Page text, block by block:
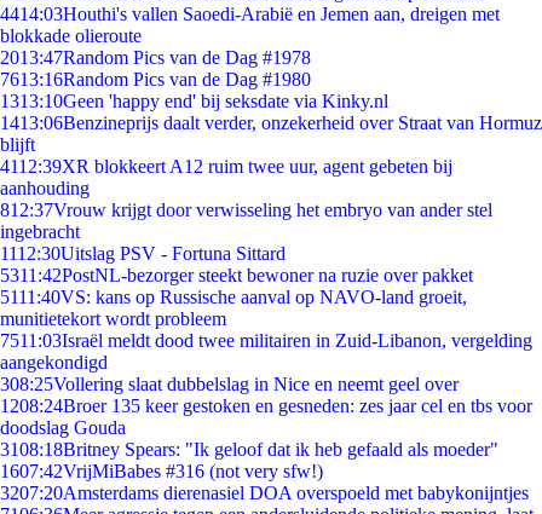
4414:03Houthi's vallen Saoedi-Arabië en Jemen aan, dreigen met
blokkade olieroute
2013:47Random Pics van de Dag #1978
7613:16Random Pics van de Dag #1980
1313:10Geen 'happy end' bij seksdate via Kinky.nl
1413:06Benzineprijs daalt verder, onzekerheid over Straat van Hormuz
blijft
4112:39XR blokkeert A12 ruim twee uur, agent gebeten bij
aanhouding
812:37Vrouw krijgt door verwisseling het embryo van ander stel
ingebracht
1112:30Uitslag PSV - Fortuna Sittard
5311:42PostNL-bezorger steekt bewoner na ruzie over pakket
5111:40VS: kans op Russische aanval op NAVO-land groeit,
munitietekort wordt probleem
7511:03Israël meldt dood twee militairen in Zuid-Libanon, vergelding
aangekondigd
308:25Vollering slaat dubbelslag in Nice en neemt geel over
1208:24Broer 135 keer gestoken en gesneden: zes jaar cel en tbs voor
doodslag Gouda
3108:18Britney Spears: "Ik geloof dat ik heb gefaald als moeder"
1607:42VrijMiBabes #316 (not very sfw!)
3207:20Amsterdams dierenasiel DOA overspoeld met babykonijntjes